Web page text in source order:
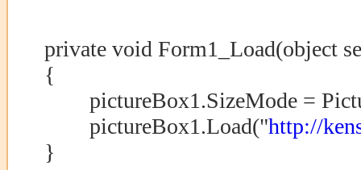
private void Form1_Load(object
{
pictureBox1.SizeMode =
pictureBox1.Load("http://
}